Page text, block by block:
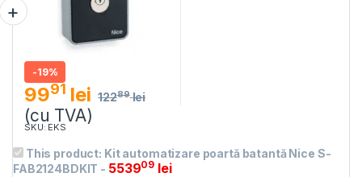
-19%
9991 lei 12289 lei
(cu TVA)
SKU: EKS
This product: Kit automatizare poartă batantă Nice S-
FAB2124BDKIT - 553909 lei